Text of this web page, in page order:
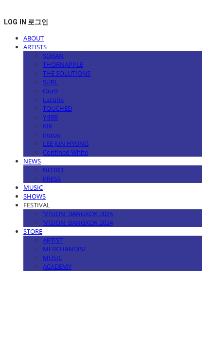
LOG IN 로그인
ABOUT
ARTISTS
SORAN
THORNAPPLE
THE SOLUTIONS
SURL
OurR
Lacuna
TOUCHED
YdBB
KIK
imzoo
LEE JUN HYUNG
Confined White
NEWS
NOTICE
PRESS
MUSIC
SHOWS
FESTIVAL
'VISION' BANGKOK 2025
'VISION' BANGKOK 2024
STORE
ARTIST
MERCHANDISE
MUSIC
ACADEMY